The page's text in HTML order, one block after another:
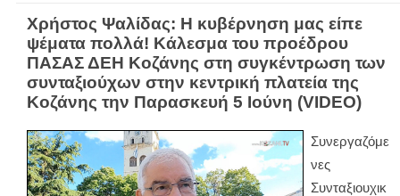
Χρήστος Ψαλίδας: Η κυβέρνηση μας είπε
ψέματα πολλά! Κάλεσμα του προέδρου
ΠΑΣΑΣ ΔΕΗ Κοζάνης στη συγκέντρωση των
συνταξιούχων στην κεντρική πλατεία της
Κοζάνης την Παρασκευή 5 Ιούνη (VIDEO)
Συνεργαζόμε
νες
Συνταξιουχικ